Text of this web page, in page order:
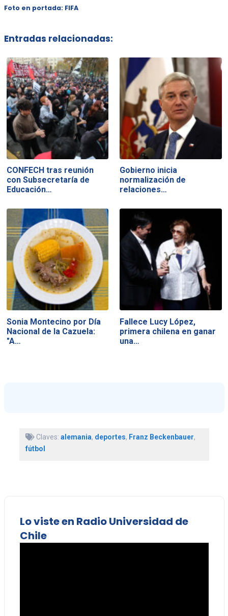
Foto en portada: FIFA
Entradas relacionadas:
CONFECH tras reunión
con Subsecretaría de
Educación…
Gobierno inicia
normalización de
relaciones…
Sonia Montecino por Día
Nacional de la Cazuela:
"A…
Fallece Lucy López,
primera chilena en ganar
una…
Claves: alemania, deportes, Franz Beckenbauer,
fútbol
Lo viste en Radio Universidad de
Chile